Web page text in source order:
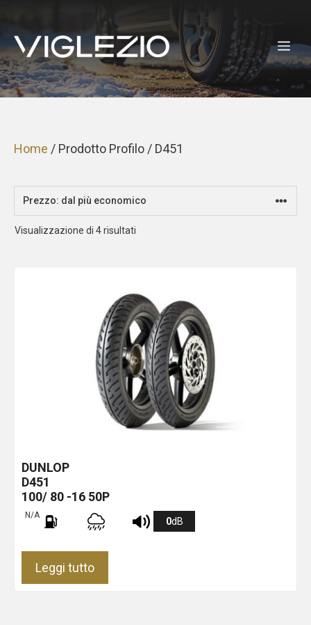
contenuto
Home / Prodotto Profilo / D451
Visualizzazione di 4 risultati
DUNLOP
D451
100/ 80 -16 50P
N/A
0dB
Leggi tutto